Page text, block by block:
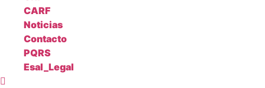
CARF
Noticias
Contacto
PQRS
Esal_Legal